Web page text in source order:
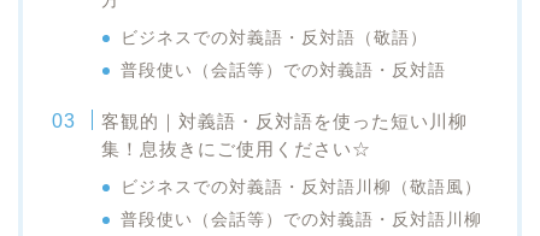
ビジネスでの対義語・反対語（敬語）
普段使い（会話等）での対義語・反対語
客観的｜対義語・反対語を使った短い川柳
集！息抜きにご使用ください☆
ビジネスでの対義語・反対語川柳（敬語風）
普段使い（会話等）での対義語・反対語川柳